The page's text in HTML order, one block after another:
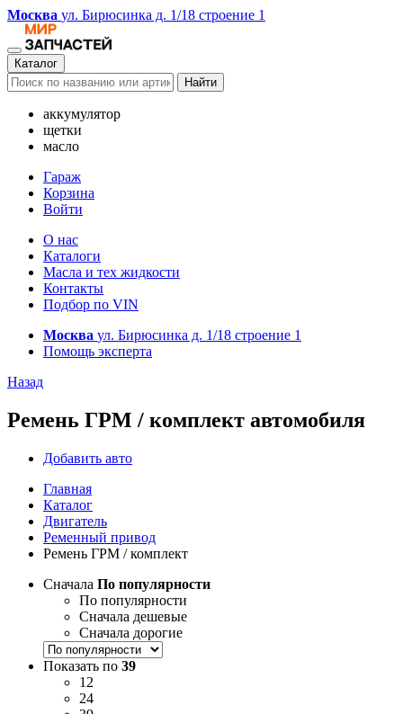
Москва ул. Бирюсинка д. 1/18 строение 1
Каталог
Найти
аккумулятор
щетки
масло
Гараж
Корзина
Войти
О нас
Каталоги
Масла и тех жидкости
Контакты
Подбор по VIN
Москва ул. Бирюсинка д. 1/18 строение 1
Помощь эксперта
Назад
Ремень ГРМ / комплект автомобиля
Добавить авто
Главная
Каталог
Двигатель
Ременный привод
Ремень ГРМ / комплект
Сначала По популярности
По популярности
Сначала дешевые
Сначала дорогие
Показать по 39
12
24